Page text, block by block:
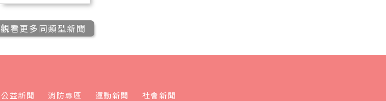
觀看更多同類型新聞
公益新聞 消防專區 運動新聞 社會新聞